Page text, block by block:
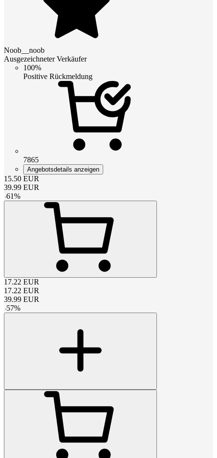
Noob__noob
Ausgezeichneter Verkäufer
100%
Positive Rückmeldung
7865
Angebotsdetails anzeigen
15.50 EUR
39.99 EUR
-61%
17.22 EUR
17.22 EUR
39.99 EUR
-57%